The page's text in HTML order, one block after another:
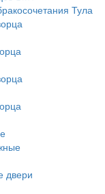
Тула
двери